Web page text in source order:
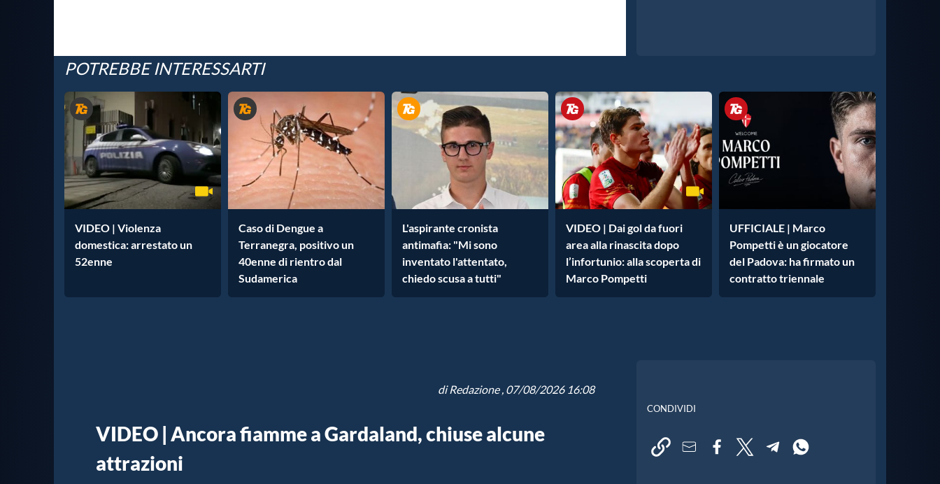
POTREBBE INTERESSARTI
VIDEO | Violenza
domestica: arrestato un
52enne
Caso di Dengue a
Terranegra, positivo un
40enne di rientro dal
Sudamerica
L'aspirante cronista
antimafia: "Mi sono
inventato l'attentato,
chiedo scusa a tutti"
VIDEO | Dai gol da fuori
area alla rinascita dopo
l’infortunio: alla scoperta di
Marco Pompetti
UFFICIALE | Marco
Pompetti è un giocatore
del Padova: ha firmato un
contratto triennale
diRedazione, 07/08/2026 16:08
VIDEO | Ancora fiamme a Gardaland, chiuse alcune
attrazioni
CONDIVIDI